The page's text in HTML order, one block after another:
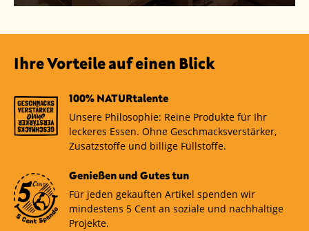
Ihre Vorteile auf einen Blick
100% NATURtalente
Unsere Philosophie: Reine Produkte für Ihr
leckeres Essen. Ohne Geschmacksverstärker,
Zusatzstoffe und billige Füllstoffe.
Genießen und Gutes tun
Für jeden gekauften Artikel spenden wir
mindestens 5 Cent an soziale und nachhaltige
Projekte.